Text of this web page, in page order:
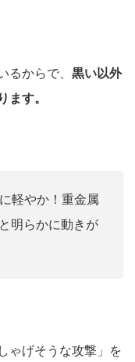
からで、 黒い以外
す。
軽やか！重金属
明らかに動きが
ゃげそうな攻撃」を